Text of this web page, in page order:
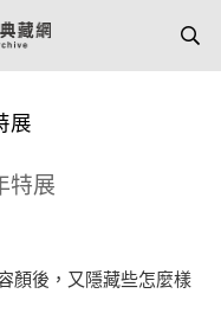
展
特展
顏後，又隱藏些怎麼樣